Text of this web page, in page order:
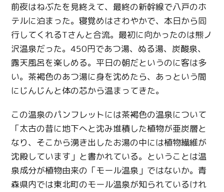
前夜はねぶたを見終えて、最終の新幹線で八戸のホ
テルに泊まった。寝覚めはさわやかで、本日から同
行してくれるTさんと合流。最初に向かったのは熊ノ
沢温泉だった。450円であつ湯、ぬる湯、炭酸泉、
露天風呂を楽しめる。平日の朝だというのに客は多
い。茶褐色のあつ湯に身を沈めたら、あっという間
にじんじんと体の芯から温まってきた。
この温泉のパンフレットには茶褐色の温泉について
「太古の昔に地下へと沈み堆積した植物が亜炭層と
なり、そこから湧き出したお湯の中には植物繊維が
沈殿しています」と書かれている。ということは温
泉成分が植物由来の「モール温泉」ではないか。青
森県内では東北町のモール温泉が知られているけれ